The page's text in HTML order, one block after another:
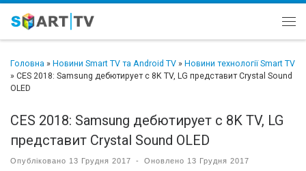
Перейти до вмісту
Головна » Новини Smart TV та Android TV » Новини технології Smart TV
» CES 2018: Samsung дебютирует с 8K TV, LG представит Crystal Sound
OLED
CES 2018: Samsung дебютирует с 8K TV, LG
представит Crystal Sound OLED
Опубліковано 13 Грудня 2017 - Оновлено 13 Грудня 2017